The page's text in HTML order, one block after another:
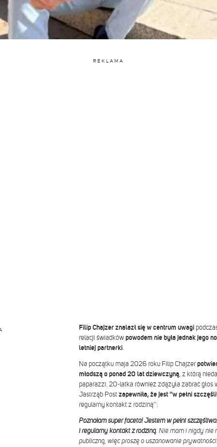
REKLAMA
Filip Chajzer znalazł się w centrum uwagi
relacji świadkówpowodem nie była jednak jego
letniej partnerki.
Na początku maja 2026 roku Filip Chajzer
młodszą o ponad 20 lat dziewczyną, z którą
paparazzi. 20-latka również zdążyła zabrać głos
Jastrząb Post zapewniła, że jest ''w pełni
regularny kontakt z rodziną'':
Poznałam super faceta! Jestem w pełni
i regularny kontakt z rodziną. Nie mam i nigdy nie
publiczną, więc proszę o uszanowanie